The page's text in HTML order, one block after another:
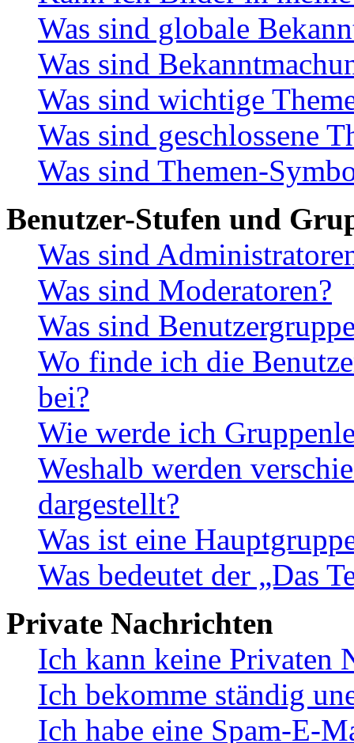
Was sind globale
Was sind
Was sind wichtige
Was sind geschlossene
Was sind Themen-
Benutzer-Stufen und
Was sind
Was sind Moderatoren?
Was sind
Wo finde ich die
bei?
Wie werde ich
Weshalb werden
dargestellt?
Was ist eine
Was bedeutet der „Das
Private Nachrichten
Ich kann keine Privaten
Ich bekomme ständig
Ich habe eine Spam-E-